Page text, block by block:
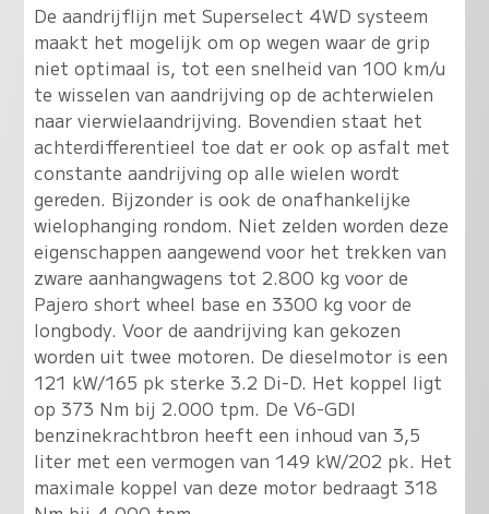
De aandrijflijn met Superselect 4WD systeem
maakt het mogelijk om op wegen waar de grip
niet optimaal is, tot een snelheid van 100 km/u
te wisselen van aandrijving op de achterwielen
naar vierwielaandrijving. Bovendien staat het
achterdifferentieel toe dat er ook op asfalt met
constante aandrijving op alle wielen wordt
gereden. Bijzonder is ook de onafhankelijke
wielophanging rondom. Niet zelden worden deze
eigenschappen aangewend voor het trekken van
zware aanhangwagens tot 2.800 kg voor de
Pajero short wheel base en 3300 kg voor de
longbody. Voor de aandrijving kan gekozen
worden uit twee motoren. De dieselmotor is een
121 kW/165 pk sterke 3.2 Di-D. Het koppel ligt
op 373 Nm bij 2.000 tpm. De V6-GDI
benzinekrachtbron heeft een inhoud van 3,5
liter met een vermogen van 149 kW/202 pk. Het
maximale koppel van deze motor bedraagt 318